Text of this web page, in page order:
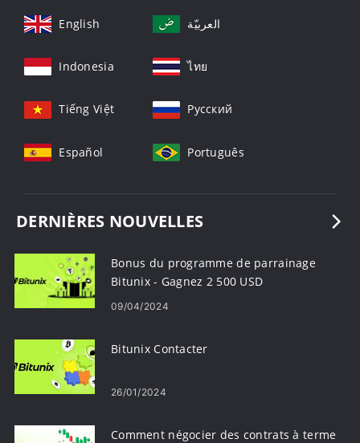
English العربيّة
Indonesia ไทย
Tiếng Việt Русский
Español Português
DERNIÈRES NOUVELLES
Bonus du programme de parrainage
Bitunix - Gagnez 2 500 USD
09/04/2024
Bitunix Contacter
26/01/2024
Comment négocier des contrats à terme